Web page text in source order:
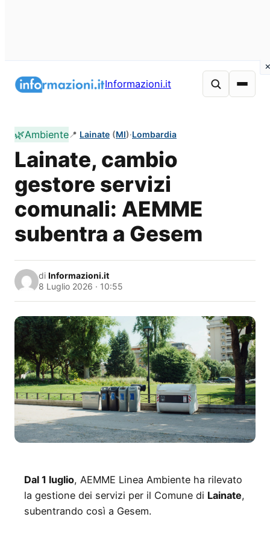
Informazioni.it
🌿Ambiente📍 Lainate (MI)·Lombardia
Lainate, cambio
gestore servizi
comunali: AEMME
subentra a Gesem
di Informazioni.it
8 Luglio 2026 · 10:55
Dal 1 luglio, AEMME Linea Ambiente ha rilevato
la gestione dei servizi per il Comune di Lainate,
subentrando così a Gesem.